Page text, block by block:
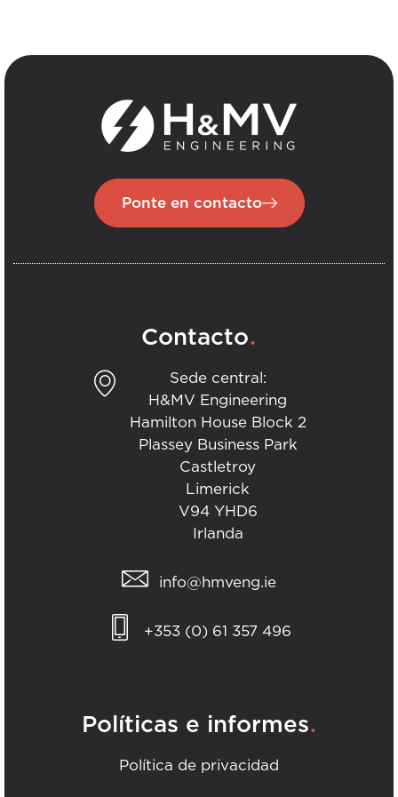
Ponte en contacto
Contacto.
Sede central:
H&MV Engineering
Hamilton House Block 2
Plassey Business Park
Castletroy
Limerick
V94 YHD6
Irlanda
info@hmveng.ie
+353 (0) 61 357 496
Políticas e informes.
Política de privacidad